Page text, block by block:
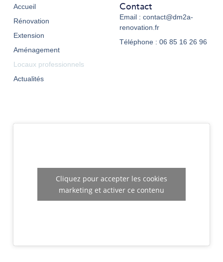
Accueil
Rénovation
Extension
Aménagement
Locaux professionnels
Actualités
Contact
Email : contact@dm2a-
renovation.fr
Téléphone : 06 85 16 26 96
Cliquez pour accepter les cookies
marketing et activer ce contenu